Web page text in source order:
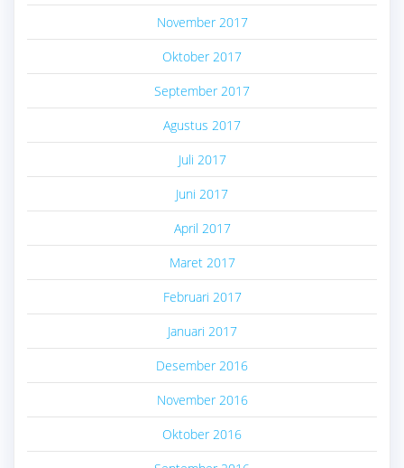
November 2017
Oktober 2017
September 2017
Agustus 2017
Juli 2017
Juni 2017
April 2017
Maret 2017
Februari 2017
Januari 2017
Desember 2016
November 2016
Oktober 2016